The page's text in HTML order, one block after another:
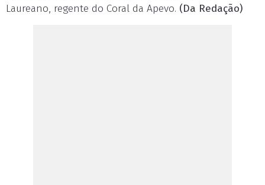
Laureano, regente do Coral da Apevo. (Da Redação)